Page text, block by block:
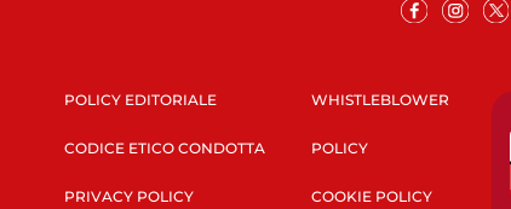
POLICY EDITORIALE
CODICE ETICO CONDOTTA
PRIVACY POLICY
WHISTLEBLOWER
POLICY
COOKIE POLICY